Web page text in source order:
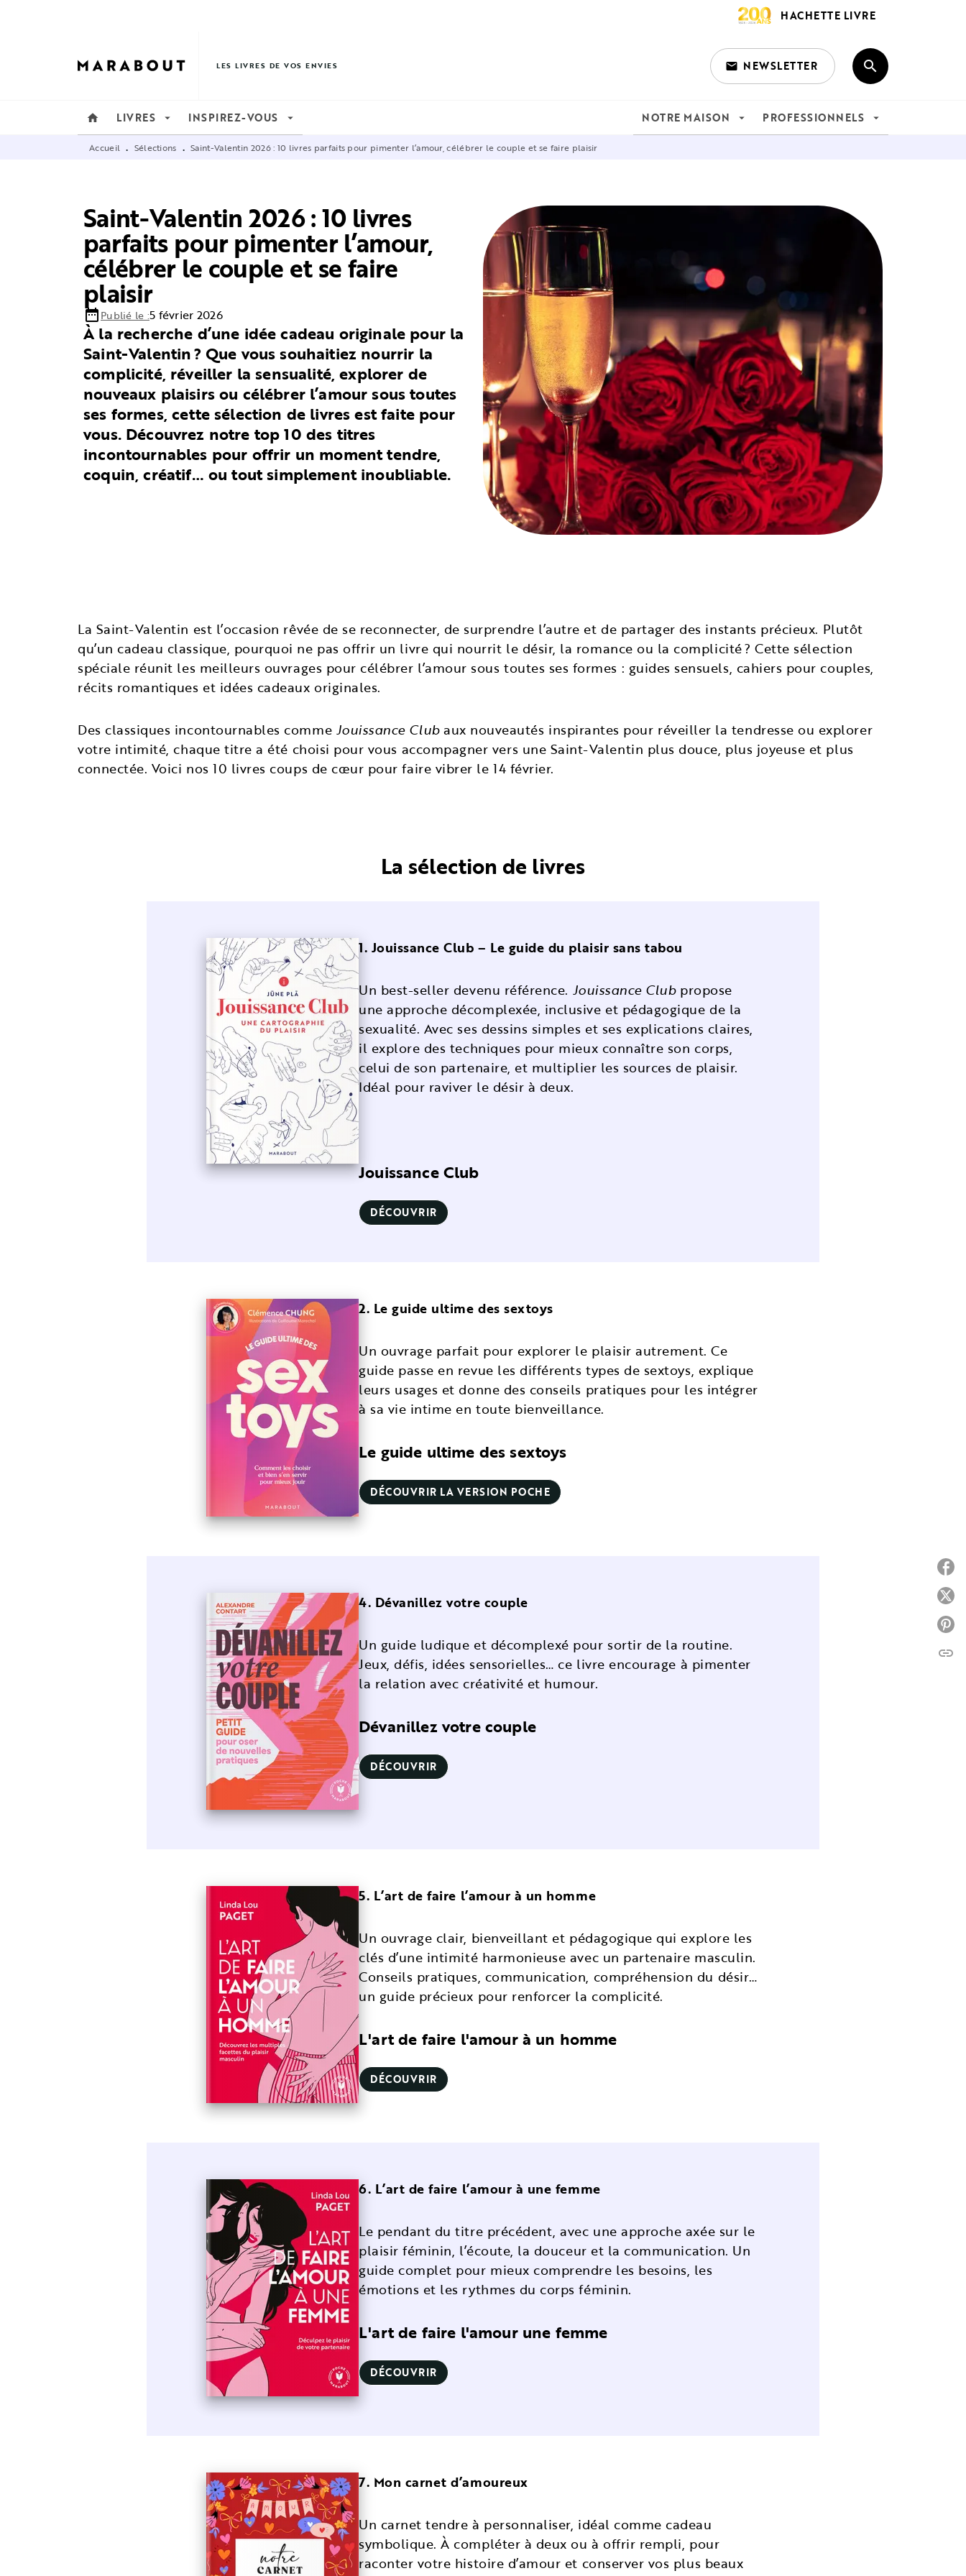
HACHETTE LIVRE
LES LIVRES DE VOS ENVIES email NEWSLETTER search
home LIVRES arrow_drop_down INSPIREZ-VOUS arrow_drop_down NOTRE MAISON arrow_drop_down PROFESSIONNELS arrow_drop_down
Accueil • Sélections • Saint-Valentin 2026 : 10 livres parfaits pour pimenter l’amour, célébrer le couple et se faire plaisir
Saint-Valentin 2026 : 10 livres
parfaits pour pimenter l’amour,
célébrer le couple et se faire
plaisir
date_rangePublié le :5 février 2026
À la recherche d’une idée cadeau originale pour la
Saint-Valentin ? Que vous souhaitiez nourrir la
complicité, réveiller la sensualité, explorer de
nouveaux plaisirs ou célébrer l’amour sous toutes
ses formes, cette sélection de livres est faite pour
vous. Découvrez notre top 10 des titres
incontournables pour offrir un moment tendre,
coquin, créatif… ou tout simplement inoubliable.
La Saint-Valentin est l’occasion rêvée de se reconnecter, de surprendre l’autre et de partager des instants précieux. Plutôt
qu’un cadeau classique, pourquoi ne pas offrir un livre qui nourrit le désir, la romance ou la complicité ? Cette sélection
spéciale réunit les meilleurs ouvrages pour célébrer l’amour sous toutes ses formes : guides sensuels, cahiers pour couples,
récits romantiques et idées cadeaux originales.
Des classiques incontournables comme Jouissance Clubaux nouveautés inspirantes pour réveiller la tendresse ou explorer
votre intimité, chaque titre a été choisi pour vous accompagner vers une Saint-Valentin plus douce, plus joyeuse et plus
connectée. Voici nos 10 livres coups de cœur pour faire vibrer le 14 février.
La sélection de livres
1. Jouissance Club – Le guide du plaisir sans tabou
Un best-seller devenu référence. Jouissance Clubpropose
une approche décomplexée, inclusive et pédagogique de la
sexualité. Avec ses dessins simples et ses explications claires,
il explore des techniques pour mieux connaître son corps,
celui de son partenaire, et multiplier les sources de plaisir.
Idéal pour raviver le désir à deux.
Jouissance Club
DÉCOUVRIR
2. Le guide ultime des sextoys
Un ouvrage parfait pour explorer le plaisir autrement. Ce
guide passe en revue les différents types de sextoys, explique
leurs usages et donne des conseils pratiques pour les intégrer
à sa vie intime en toute bienveillance.
Le guide ultime des sextoys
DÉCOUVRIR LA VERSION POCHE
4. Dévanillez votre couple
Un guide ludique et décomplexé pour sortir de la routine.
Jeux, défis, idées sensorielles… ce livre encourage à pimenter
la relation avec créativité et humour.
Dévanillez votre couple
DÉCOUVRIR
5. L’art de faire l’amour à un homme
Un ouvrage clair, bienveillant et pédagogique qui explore les
clés d’une intimité harmonieuse avec un partenaire masculin.
Conseils pratiques, communication, compréhension du désir…
un guide précieux pour renforcer la complicité.
L'art de faire l'amour à un homme
DÉCOUVRIR
6. L’art de faire l’amour à une femme
Le pendant du titre précédent, avec une approche axée sur le
plaisir féminin, l’écoute, la douceur et la communication. Un
guide complet pour mieux comprendre les besoins, les
émotions et les rythmes du corps féminin.
L'art de faire l'amour une femme
DÉCOUVRIR
7. Mon carnet d’amoureux
Un carnet tendre à personnaliser, idéal comme cadeau
symbolique. À compléter à deux ou à offrir rempli, pour
raconter votre histoire d’amour et conserver vos plus beaux
link